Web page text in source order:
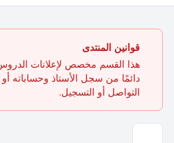
قوانين المنتدى
هذا القسم مخصص لإعلانات
دائمًا من سجل الأستاذ وحساباته
التواصل أو التسجيل.